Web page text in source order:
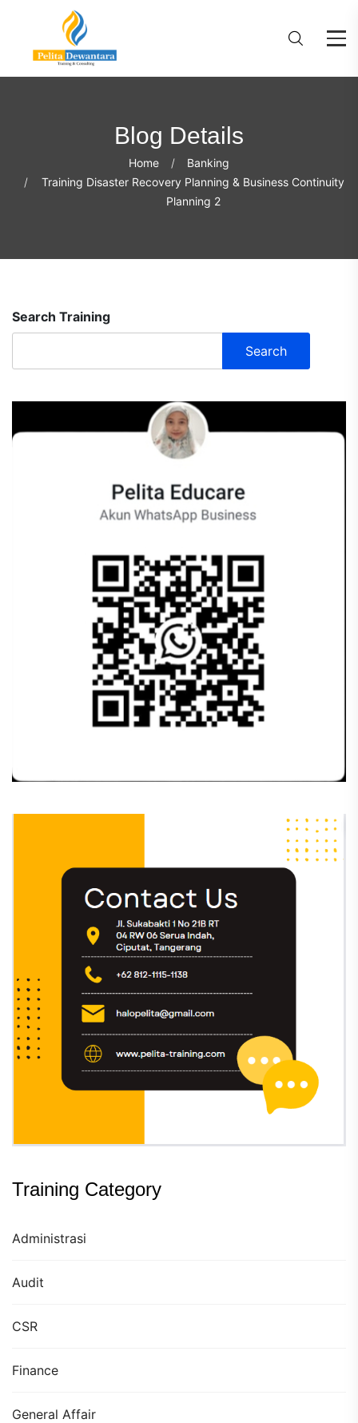
Blog Details
Home
Banking
Training Disaster Recovery Planning & Business Continuity
Planning 2
Search Training
Search
Training Category
Administrasi
Audit
CSR
Finance
General Affair